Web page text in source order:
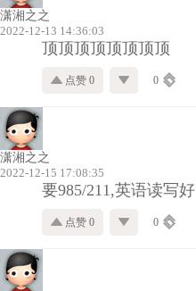
潇湘之之
2022-12-13 14:36:03
顶顶顶顶顶顶顶顶
点赞 0 0
潇湘之之
2022-12-15 17:08:35
要985/211,英语读写好
点赞 0 0